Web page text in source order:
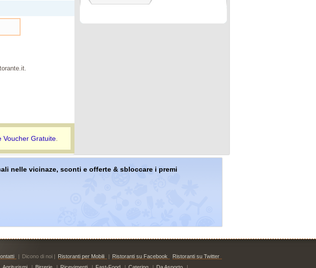
Voucher Gratuite.
nelle vicinaze, sconti e offerte & sbloccare i premi
| Dicono di noi | Ristoranti per Mobili | Ristoranti su Facebook
Ristoranti su Twitter